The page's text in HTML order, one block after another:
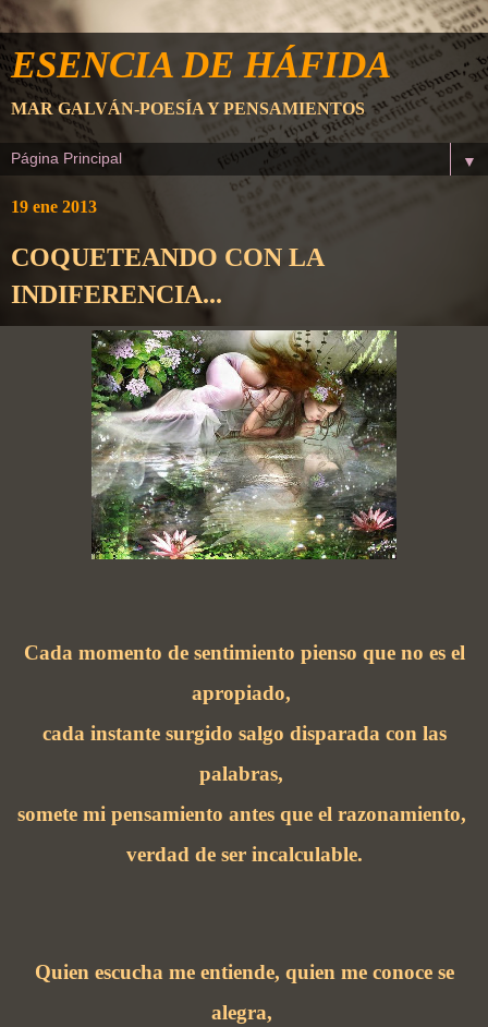
ESENCIA DE HÁFIDA
MAR GALVÁN-POESÍA Y PENSAMIENTOS
▼
19 ene 2013
COQUETEANDO CON LA
INDIFERENCIA...
Cada momento de sentimiento pienso que no es el
apropiado,
cada instante surgido salgo disparada con las
palabras,
somete mi pensamiento antes que el razonamiento,
verdad de ser incalculable.
Quien escucha me entiende, quien me conoce se
alegra,